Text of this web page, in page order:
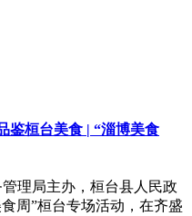
鉴桓台美食 | “淄博美食
理局主办，桓台县人民政
周”桓台专场活动，在齐盛